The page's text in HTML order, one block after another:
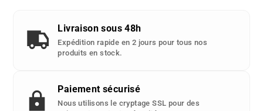
Livraison sous 48h
Expédition rapide en 2 jours pour tous nos
produits en stock.
Paiement sécurisé
Nous utilisons le cryptage SSL pour des